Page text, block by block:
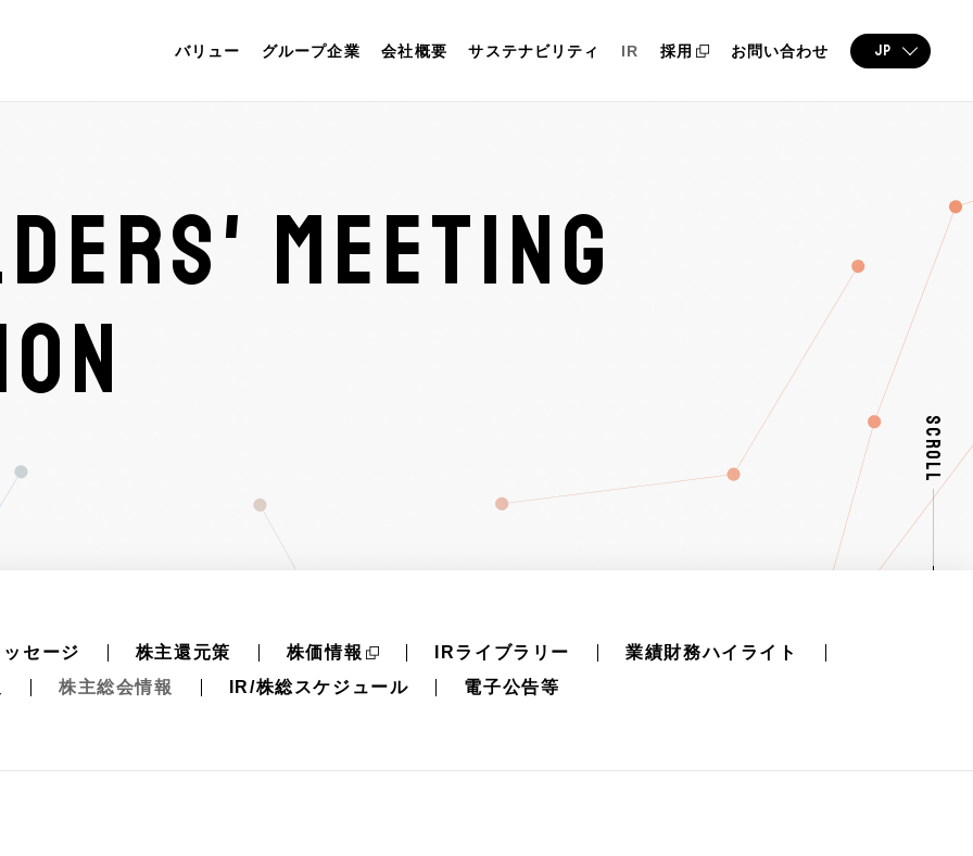
バリュー グループ企業 会社概要 サステナビリティ IR 採用 お問い合わせ JP
MEETING
SCROLL
セージ 株主還元策 株価情報 IRライブラリー
業績財務ハイライト
株主総会情報 IR/株総スケジュール 電子公告等